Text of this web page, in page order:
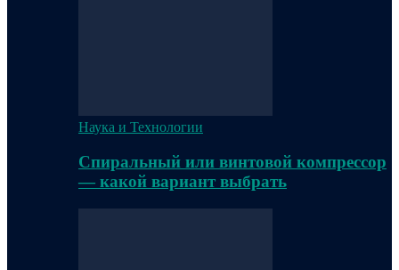
Наука и Технологии
Спиральный или винтовой компрессор
— какой вариант выбрать